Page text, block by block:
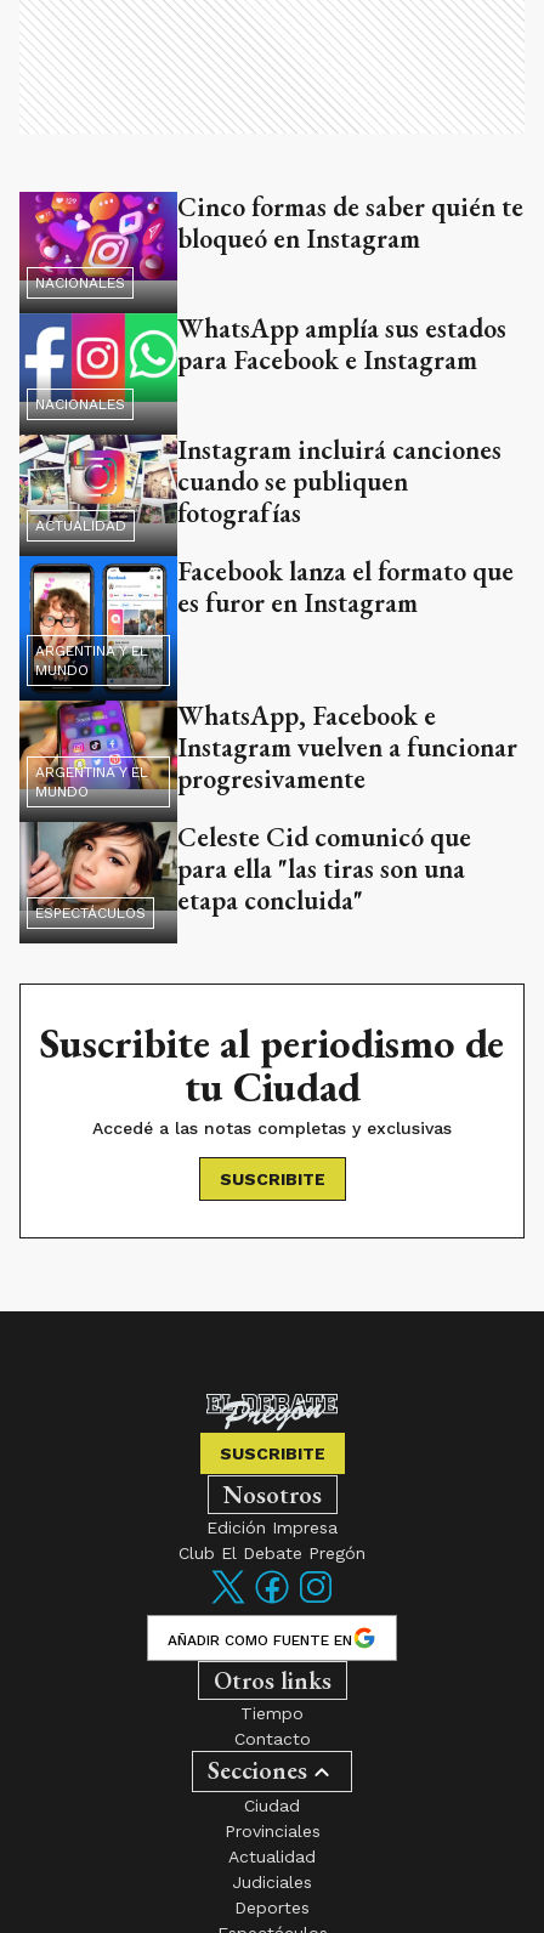
NACIONALES
Cinco formas de saber quién te
bloqueó en Instagram
NACIONALES
WhatsApp amplía sus estados
para Facebook e Instagram
ACTUALIDAD
Instagram incluirá canciones
cuando se publiquen
fotografías
ARGENTINA Y EL
MUNDO
Facebook lanza el formato que
es furor en Instagram
ARGENTINA Y EL
MUNDO
WhatsApp, Facebook e
Instagram vuelven a funcionar
progresivamente
ESPECTÁCULOS
Celeste Cid comunicó que
para ella "las tiras son una
etapa concluida"
Suscribite al periodismo de
tu Ciudad
Accedé a las notas completas y exclusivas
SUSCRIBITE
SUSCRIBITE
Nosotros
Edición Impresa
Club El Debate Pregón
AÑADIR COMO FUENTE EN
Otros links
Tiempo
Contacto
Secciones
Ciudad
Provinciales
Actualidad
Judiciales
Deportes